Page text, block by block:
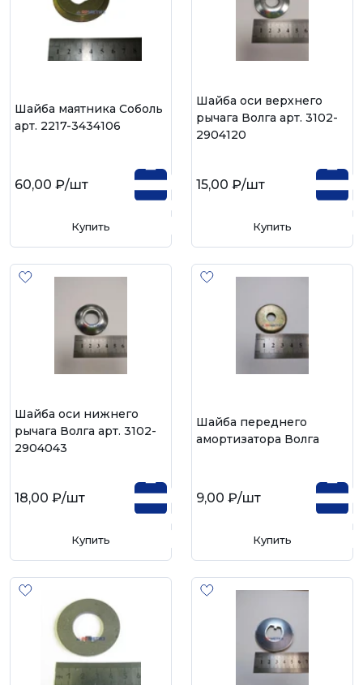
Шайба маятника Соболь
арт. 2217-3434106
60,00 ₽/шт
Купить
Шайба оси верхнего
рычага Волга арт. 3102-
2904120
15,00 ₽/шт
Купить
Шайба оси нижнего
рычага Волга арт. 3102-
2904043
18,00 ₽/шт
Купить
Шайба переднего
амортизатора Волга
9,00 ₽/шт
Купить